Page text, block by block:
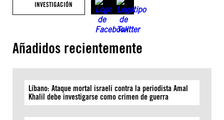
INVESTIGACIÓN
Añadidos recientemente
Líbano: Ataque mortal israelí contra la periodista Amal
Khalil debe investigarse como crimen de guerra